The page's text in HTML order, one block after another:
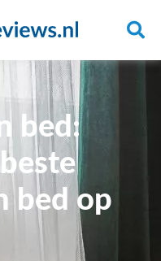
bed:
bed op